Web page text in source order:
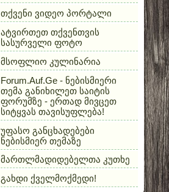
თქვენი ვიდეო პორტალი
ატვირთეთ თქვენთვის
სასურველი ფოტო
მსოფლიო კულინარია
Forum.Auf.Ge - ნებისმიერი
თემა განიხილეთ საიტის
ფორუმზე - ერთად მივცეთ
სიტყვას თავისუფლება!
უფასო განცხადებები
ნებისმიერ თემაზე
მართლმადიდებელთა კუთხე
გახდი ქველმოქმედი!